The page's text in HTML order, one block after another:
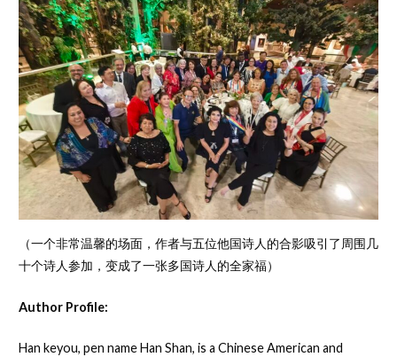
（一个非常温馨的场面，作者与五位他国诗人的合影吸引了周围几
十个诗人参加，变成了一张多国诗人的全家福）
Author Profile:
Han keyou, pen name Han Shan, is a Chinese American and